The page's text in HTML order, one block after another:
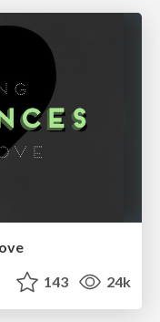
143 24k